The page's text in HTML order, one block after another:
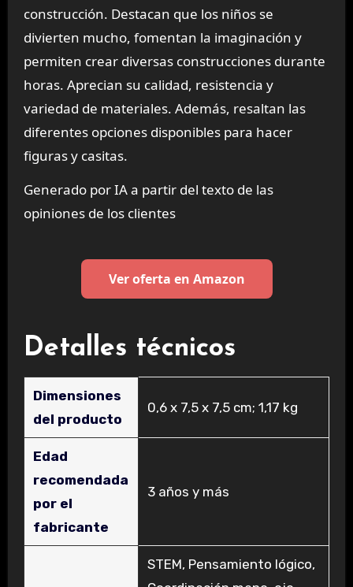
construcción. Destacan que los niños se
divierten mucho, fomentan la imaginación y
permiten crear diversas construcciones durante
horas. Aprecian su calidad, resistencia y
variedad de materiales. Además, resaltan las
diferentes opciones disponibles para hacer
figuras y casitas.
Generado por IA a partir del texto de las
opiniones de los clientes
Ver oferta en Amazon
Detalles técnicos
Dimensiones
del producto
‎0,6 x 7,5 x 7,5 cm; 1,17 kg
Edad
recomendada
por el
fabricante
‎3 años y más
‎STEM, Pensamiento lógico,